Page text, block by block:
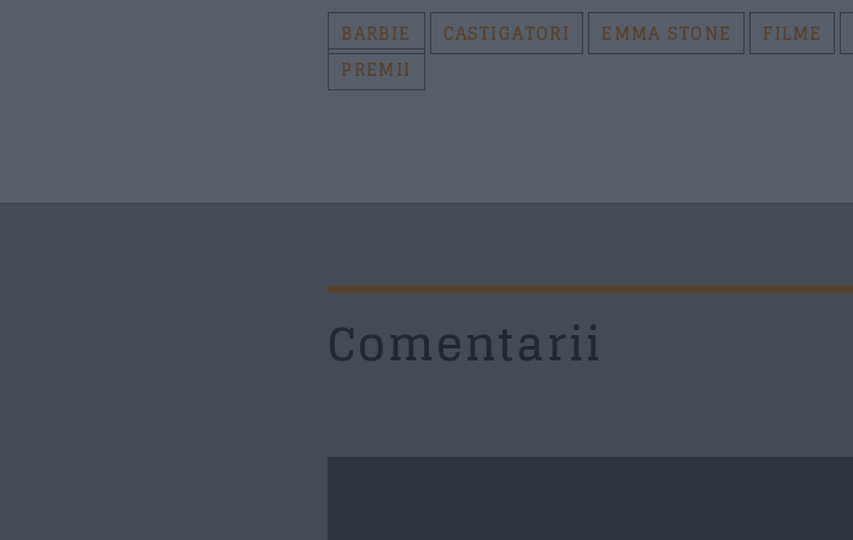
BARBIE CASTIGATORI EMMA STONE FILME
PREMII
Comentarii